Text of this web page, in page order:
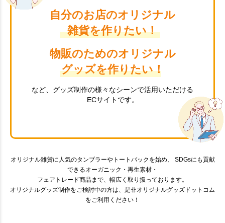
自分のお店のオリジナル
雑貨を作りたい！
物販のためのオリジナル
グッズを作りたい！
など、グッズ制作の様々なシーンで活用いただける
ECサイトです。
オリジナル雑貨に人気のタンブラーやトートバックを始め、 SDGsにも貢献
できるオーガニック・再生素材・
フェアトレード商品まで、幅広く取り扱っております。
オリジナルグッズ制作をご検討中の方は、是非オリジナルグッズドットコム
をご利用ください！